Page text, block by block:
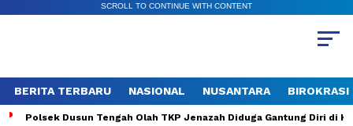
SCROLL TO CONTINUE WITH CONTENT
BERITA TERBARU NASIONAL NUSANTARA BIROKRASI
Polsek Dusun Tengah Olah TKP Jenazah Diduga Gantung Diri di